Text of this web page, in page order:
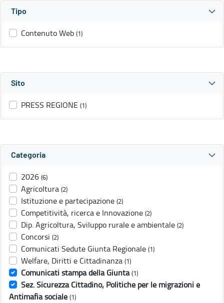
Tipo
Contenuto Web (1)
Sito
PRESS REGIONE (1)
Categoria
2026 (6)
Agricoltura (2)
Istituzione e partecipazione (2)
Competitività, ricerca e Innovazione (2)
Dip. Agricoltura, Sviluppo rurale e ambientale (2)
Concorsi (2)
Comunicati Sedute Giunta Regionale (1)
Welfare, Diritti e Cittadinanza (1)
Comunicati stampa della Giunta (1)
Sez. Sicurezza Cittadino, Politiche per le migrazioni e
Antimafia sociale (1)